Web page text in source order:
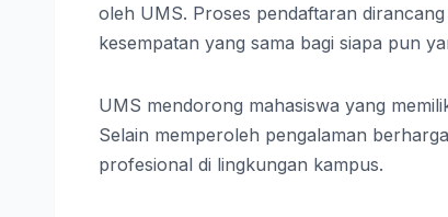
oleh UMS. Proses pendaftaran
kesempatan yang sama bagi siapa pun
UMS mendorong mahasiswa yang
Selain memperoleh pengalaman
profesional di lingkungan kampus.